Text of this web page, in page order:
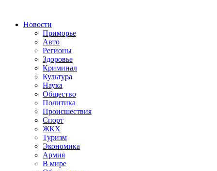
Новости
Приморье
Авто
Регионы
Здоровье
Криминал
Культура
Наука
Общество
Политика
Происшествия
Спорт
ЖКХ
Туризм
Экономика
Армия
В мире